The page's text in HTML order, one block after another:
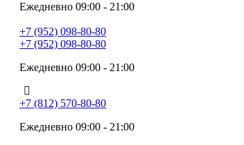
Ежедневно 09:00 - 21:00
+7 (952) 098-80-80
+7 (952) 098-80-80
Ежедневно 09:00 - 21:00
+7 (812) 570-80-80
Ежедневно 09:00 - 21:00